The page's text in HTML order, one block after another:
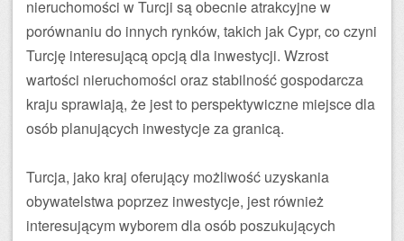
nieruchomości w Turcji są obecnie atrakcyjne w
porównaniu do innych rynków, takich jak Cypr, co czyni
Turcję interesującą opcją dla inwestycji. Wzrost
wartości nieruchomości oraz stabilność gospodarcza
kraju sprawiają, że jest to perspektywiczne miejsce dla
osób planujących inwestycje za granicą.
Turcja, jako kraj oferujący możliwość uzyskania
obywatelstwa poprzez inwestycje, jest również
interesującym wyborem dla osób poszukujących